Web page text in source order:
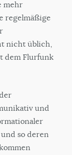
mehr
regelmäßige
nicht üblich,
dem Flurfunk
und
so deren